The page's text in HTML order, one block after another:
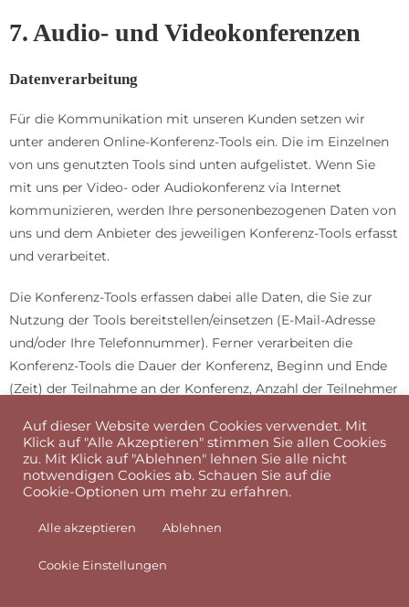
7. Audio- und Videokonferenzen
Datenverarbeitung
Für die Kommunikation mit unseren Kunden setzen wir
unter anderen Online-Konferenz-Tools ein. Die im Einzelnen
von uns genutzten Tools sind unten aufgelistet. Wenn Sie
mit uns per Video- oder Audiokonferenz via Internet
kommunizieren, werden Ihre personenbezogenen Daten von
uns und dem Anbieter des jeweiligen Konferenz-Tools erfasst
und verarbeitet.
Die Konferenz-Tools erfassen dabei alle Daten, die Sie zur
Nutzung der Tools bereitstellen/einsetzen (E-Mail-Adresse
und/oder Ihre Telefonnummer). Ferner verarbeiten die
Konferenz-Tools die Dauer der Konferenz, Beginn und Ende
(Zeit) der Teilnahme an der Konferenz, Anzahl der Teilnehmer
mit dem Kommunikationsvorgang (Metadaten).
Des Weiteren verarbeitet der Anbieter des Tools alle
technischen Daten, die zur Abwicklung der Online-
Kommunikation erforderlich sind. Dies umfasst
Gerätetyp, Betriebssystemtyp und -version, Client-Version,
Auf dieser Website werden Cookies verwendet. Mit
Klick auf "Alle Akzeptieren" stimmen Sie allen Cookies
zu. Mit Klick auf "Ablehnen" lehnen Sie alle nicht
notwendigen Cookies ab. Schauen Sie auf die
Cookie-Optionen um mehr zu erfahren.
Alle akzeptieren Ablehnen
Cookie Einstellungen